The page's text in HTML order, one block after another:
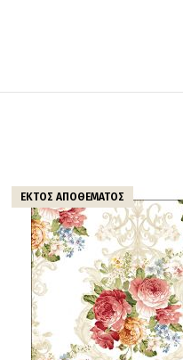
ΕΚΤΌΣ ΑΠΟΘΈΜΑΤΟΣ